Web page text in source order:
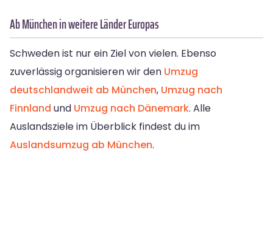
Ab München in weitere Länder Europas
Schweden ist nur ein Ziel von vielen. Ebenso
zuverlässig organisieren wir den Umzug
deutschlandweit ab München, Umzug nach
Finnland und Umzug nach Dänemark. Alle
Auslandsziele im Überblick findest du im
Auslandsumzug ab München.